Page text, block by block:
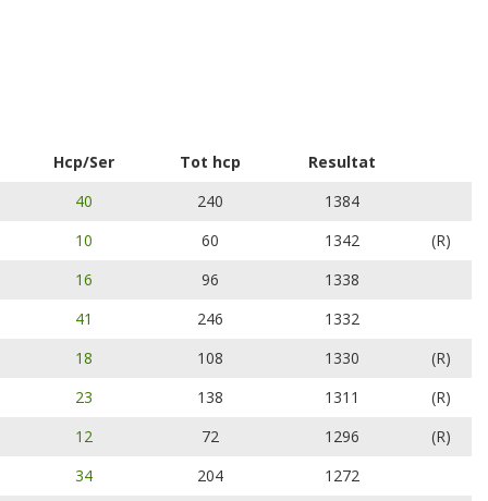
Hcp/Ser Tot hcp
Resultat
40 240
1384
10 60 1342
(R)
16 96
1338
41 246
1332
18 108 1330
(R)
23 138 1311
(R)
12 72 1296
(R)
34 204
1272